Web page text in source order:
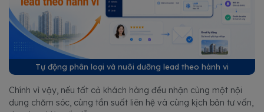
Tự động phân loại và nuôi dưỡng lead theo hành vi
Chính vì vậy, nếu tất cả khách hàng đều nhận cùng một nội
dung chăm sóc, cùng tần suất liên hệ và cùng kịch bản tư vấn,